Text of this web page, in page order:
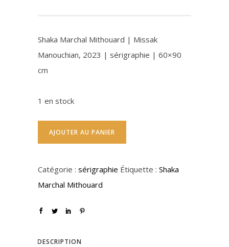
Shaka Marchal Mithouard | Missak
Manouchian, 2023 | sérigraphie | 60×90
cm
1 en stock
AJOUTER AU PANIER
Catégorie : sérigraphie Étiquette : Shaka
Marchal Mithouard
DESCRIPTION